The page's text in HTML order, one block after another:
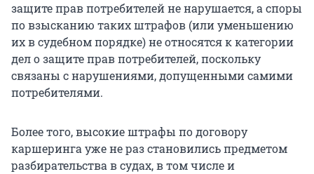
защите прав потребителей не нарушается, а споры
по взысканию таких штрафов (или уменьшению
их в судебном порядке) не относятся к категории
дел о защите прав потребителей, поскольку
связаны с нарушениями, допущенными самими
потребителями.
Более того, высокие штрафы по договору
каршеринга уже не раз становились предметом
разбирательства в судах, в том числе и